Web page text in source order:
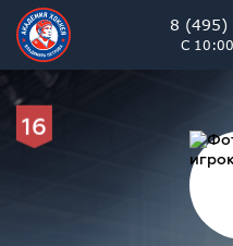
8 (495)
С
16